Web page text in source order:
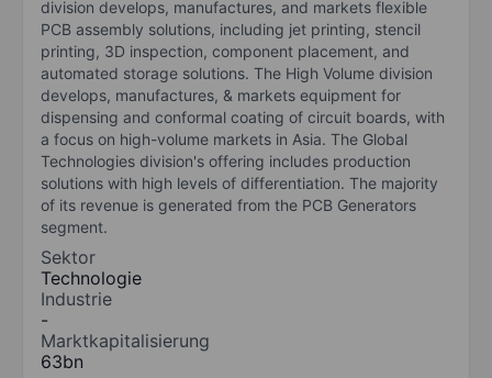
division develops, manufactures, and markets flexible
PCB assembly solutions, including jet printing, stencil
printing, 3D inspection, component placement, and
automated storage solutions. The High Volume division
develops, manufactures, & markets equipment for
dispensing and conformal coating of circuit boards, with
a focus on high-volume markets in Asia. The Global
Technologies division's offering includes production
solutions with high levels of differentiation. The majority
of its revenue is generated from the PCB Generators
segment.
Sektor
Technologie
Industrie
-
Marktkapitalisierung
63bn